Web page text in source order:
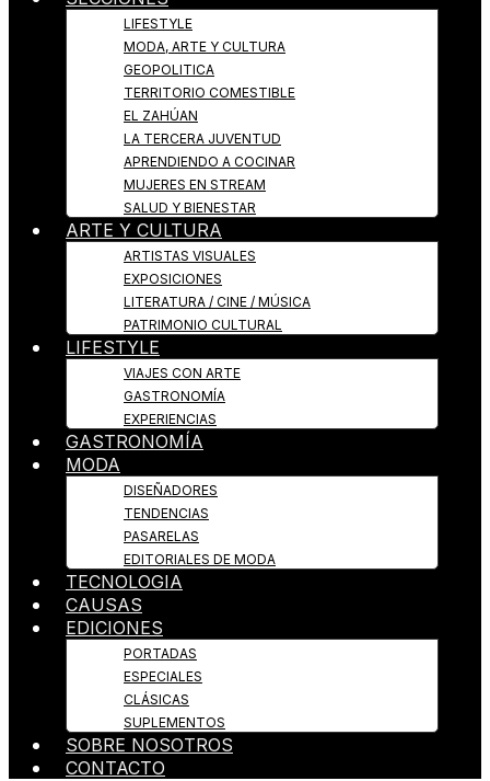
LIFESTYLE
MODA, ARTE Y CULTURA
GEOPOLITICA
TERRITORIO COMESTIBLE
EL ZAHÚAN
LA TERCERA JUVENTUD
APRENDIENDO A COCINAR
MUJERES EN STREAM
SALUD Y BIENESTAR
ARTE Y CULTURA
ARTISTAS VISUALES
EXPOSICIONES
LITERATURA / CINE / MÚSICA
PATRIMONIO CULTURAL
LIFESTYLE
VIAJES CON ARTE
GASTRONOMÍA
EXPERIENCIAS
GASTRONOMÍA
MODA
DISEÑADORES
TENDENCIAS
PASARELAS
EDITORIALES DE MODA
TECNOLOGIA
CAUSAS
EDICIONES
PORTADAS
ESPECIALES
CLÁSICAS
SUPLEMENTOS
SOBRE NOSOTROS
CONTACTO